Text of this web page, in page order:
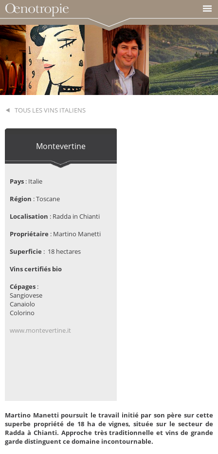
TOUS LES VINS ITALIENS
Montevertine
Pays : Italie
Région :Toscane
Localisation : Radda in Chianti
Propriétaire : Martino Manetti
Superficie : 18 hectares
Vins certifiés bio
Cépages :
Sangiovese
Canaiolo
Colorino
www.montevertine.it
Martino Manetti poursuit le travail initié par son père sur cette
superbe propriété de 18 ha de vignes, située sur le secteur de
Radda à Chianti. Approche très traditionnelle et vins de grande
garde distinguent ce domaine incontournable.